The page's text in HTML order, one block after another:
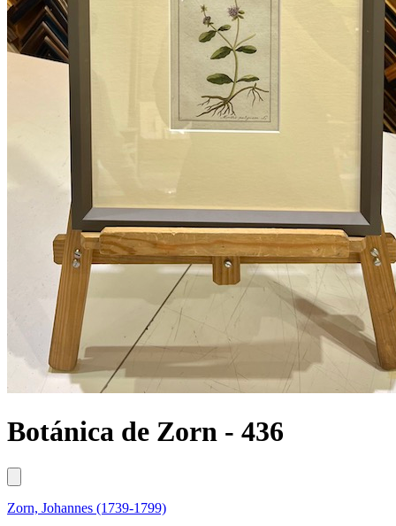
Botánica de Zorn - 436
Zorn, Johannes (1739-1799)